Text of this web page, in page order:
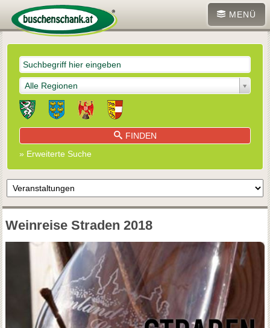
MENÜ
Alle Regionen
FINDEN
» Erweiterte Suche
Weinreise Straden 2018